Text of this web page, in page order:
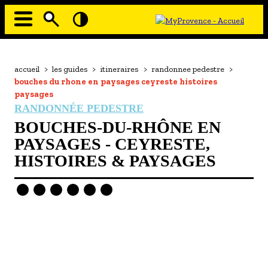
Aller
principale
À MOI LA CULTURE
AU GRAND AIR
PASSEZ À TABLE
SOUS TOUTES LES COUTUMES
TOURISME ET HANDICAP
ENVIE DE BALADE
Fil
d'Ariane
accueil > les guides > itineraires > randonnee pedestre >
bouches du rhone en paysages ceyreste histoires
paysages
RANDONNÉE PEDESTRE
BOUCHES-DU-RHÔNE EN
PAYSAGES - CEYRESTE,
HISTOIRES & PAYSAGES